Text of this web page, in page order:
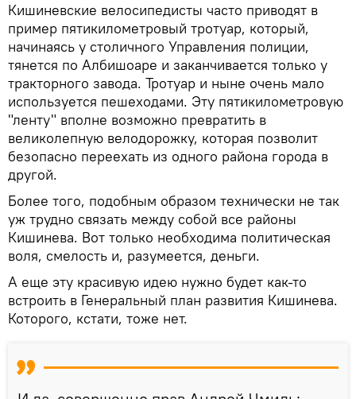
Кишиневские велосипедисты часто приводят в
пример пятикилометровый тротуар, который,
начинаясь у столичного Управления полиции,
тянется по Албишоаре и заканчивается только у
тракторного завода. Тротуар и ныне очень мало
используется пешеходами. Эту пятикилометровую
"ленту" вполне возможно превратить в
великолепную велодорожку, которая позволит
безопасно переехать из одного района города в
другой.
Более того, подобным образом технически не так
уж трудно связать между собой все районы
Кишинева. Вот только необходима политическая
воля, смелость и, разумеется, деньги.
А еще эту красивую идею нужно будет как-то
встроить в Генеральный план развития Кишинева.
Которого, кстати, тоже нет.